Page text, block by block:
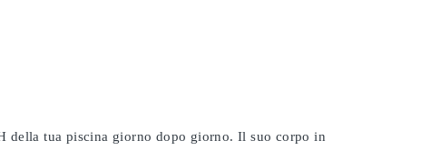
della tua piscina giorno dopo giorno. Il suo corpo in